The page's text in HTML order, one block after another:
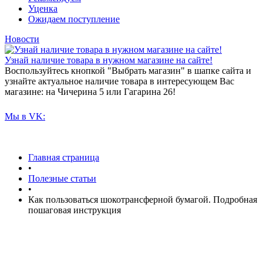
Уценка
Ожидаем поступление
Новости
Узнай наличие товара в нужном магазине на сайте!
Воспользуйтесь кнопкой "Выбрать магазин" в шапке сайта и
узнайте актуальное наличие товара в интересующем Вас
магазине: на Чичерина 5 или Гагарина 26!
Мы в VK:
Главная страница
•
Полезные статьи
•
Как пользоваться шокотрансферной бумагой. Подробная
пошаговая инструкция